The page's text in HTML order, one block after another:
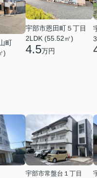
町
)
宇部市恩田町５丁目
2LDK (55.52㎡)
4.5万円
宇部市常盤台１丁目